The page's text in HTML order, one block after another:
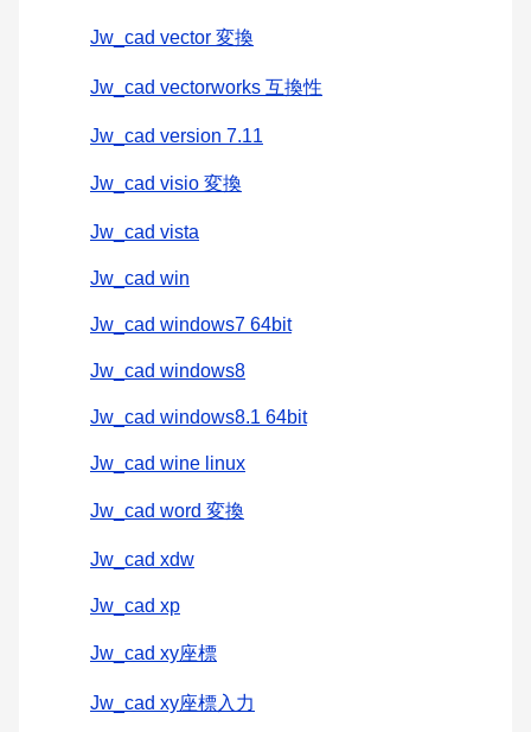
Jw_cad vector 変換
Jw_cad vectorworks 互換性
Jw_cad version 7.11
Jw_cad visio 変換
Jw_cad vista
Jw_cad win
Jw_cad windows7 64bit
Jw_cad windows8
Jw_cad windows8.1 64bit
Jw_cad wine linux
Jw_cad word 変換
Jw_cad xdw
Jw_cad xp
Jw_cad xy座標
Jw_cad xy座標入力